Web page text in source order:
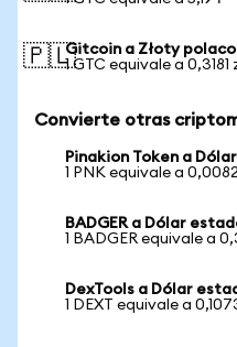
🇵🇱Gitcoin a Złoty polaco
1 GTC equivale a 0,3181
Convierte otras
Pinakion Token a
1 PNK equivale a
BADGER a Dólar
1 BADGER equivale a
DexTools a Dólar
1 DEXT equivale a